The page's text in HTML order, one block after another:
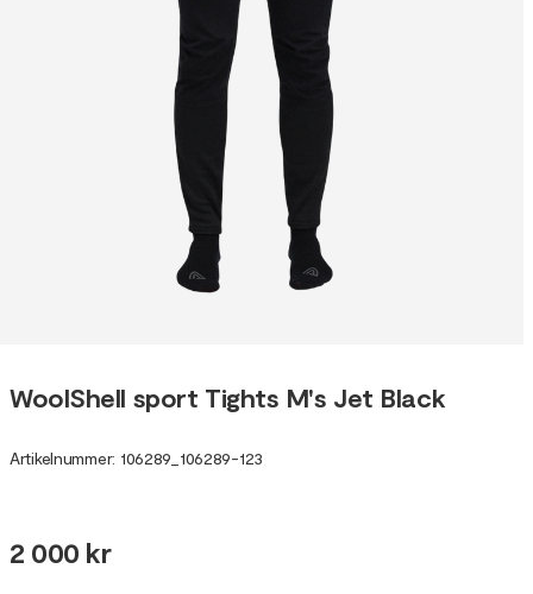
WoolShell sport Tights M's Jet Black
Artikelnummer: 106289 106289-123
2 000 kr